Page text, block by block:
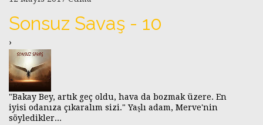
Sonsuz Savaş - 10
›
"Bakay Bey, artık geç oldu, hava da bozmak üzere. En
iyisi odanıza çıkaralım sizi." Yaşlı adam, Merve'nin
söyledikler...